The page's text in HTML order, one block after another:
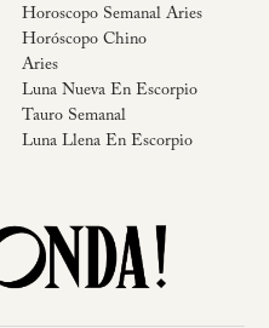
Horoscopo Semanal Aries
Horóscopo Chino
Aries
Luna Nueva En Escorpio
Tauro Semanal
Luna Llena En Escorpio